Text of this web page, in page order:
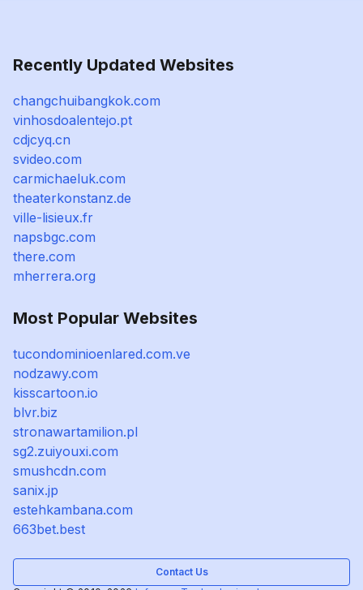
Recently Updated Websites
changchuibangkok.com
vinhosdoalentejo.pt
cdjcyq.cn
svideo.com
carmichaeluk.com
theaterkonstanz.de
ville-lisieux.fr
napsbgc.com
there.com
mherrera.org
Most Popular Websites
tucondominioenlared.com.ve
nodzawy.com
kisscartoon.io
blvr.biz
stronawartamilion.pl
sg2.zuiyouxi.com
smushcdn.com
sanix.jp
estehkambana.com
663bet.best
Contact Us